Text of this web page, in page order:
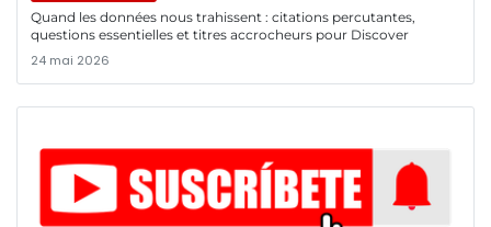
Quand les données nous trahissent : citations percutantes,
questions essentielles et titres accrocheurs pour Discover
24 mai 2026